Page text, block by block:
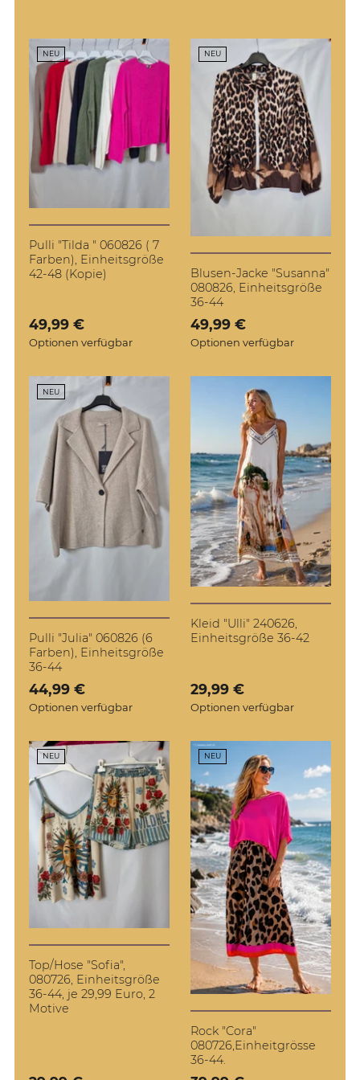
NEU
Pulli "Tilda " 060826 ( 7
Farben), Einheitsgröße
42-48 (Kopie)
Verkaufspreis: 49,99 €
49,99 €
Optionen verfügbar
NEU
Blusen-Jacke "Susanna"
080826, Einheitsgröße
36-44
Verkaufspreis: 49,99 €
49,99 €
Optionen verfügbar
NEU
Pulli "Julia" 060826 (6
Farben), Einheitsgröße
36-44
Verkaufspreis: 44,99 €
44,99 €
Optionen verfügbar
Kleid "Ulli" 240626,
Einheitsgröße 36-42
Verkaufspreis: 29,99 €
29,99 €
Optionen verfügbar
NEU
Top/Hose "Sofia",
080726, Einheitsgröße
36-44, je 29,99 Euro, 2
Motive
NEU
Rock "Cora"
080726,Einheitgrösse
36-44.